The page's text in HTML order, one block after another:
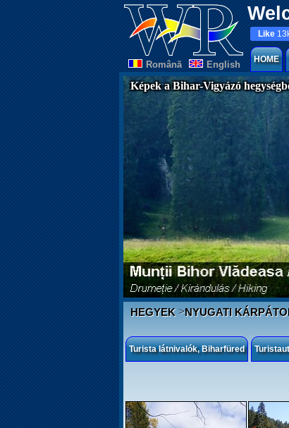
Românã English
Like
HOME
Képek a Bihar-Vigyázó
HEGYEK>NYUGATI
Turista látnivalók, Biharfüred